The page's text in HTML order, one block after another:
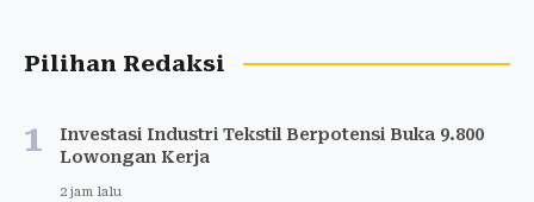
Pilihan Redaksi
1
Investasi Industri Tekstil Berpotensi Buka 9.800
Lowongan Kerja
2 jam lalu